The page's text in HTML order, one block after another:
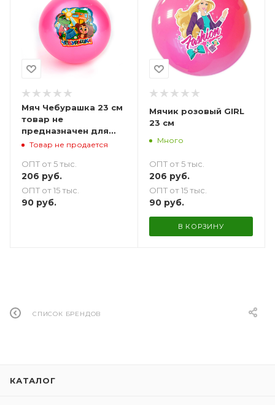
Мяч Чебурашка 23 см
товар не
предназначен для
продажи
Товар не продается
ОПТ от 5 тыс.
206 руб.
ОПТ от 15 тыс.
90 руб.
Мячик розовый GIRL
23 см
Много
ОПТ от 5 тыс.
206 руб.
ОПТ от 15 тыс.
90руб.
В КОРЗИНУ
СПИСОК БРЕНДОВ
КАТАЛОГ